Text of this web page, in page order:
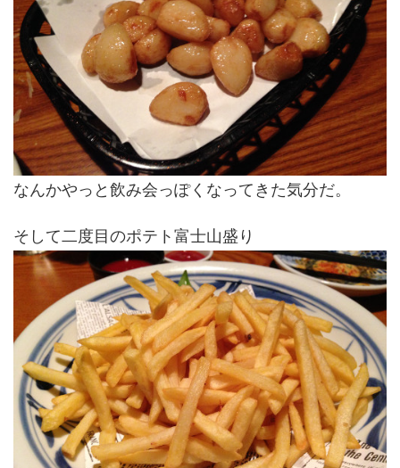
なんかやっと飲み会っぽくなってきた気分だ。
そして二度目のポテト富士山盛り